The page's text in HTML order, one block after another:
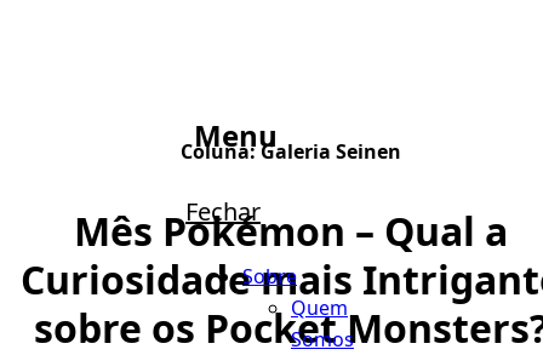
Menu
Fechar
Sobre
Quem
Somos
Coluna:Galeria Seinen
Mês Pokémon – Qual a
Curiosidade mais
sobre os Pocket